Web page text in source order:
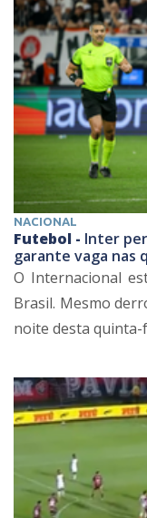
NACIONAL
Futebol - Inter
garante vaga nas
O Internacional
Brasil. Mesmo
noite desta quinta-